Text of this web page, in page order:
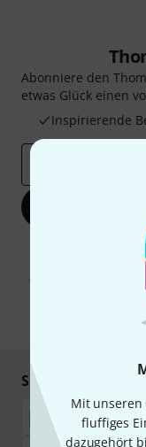
Mit unseren
fluffiges
dazugehört
Abonniere den
etwas Glück einen
Inspirierende
Mit Klick auf „Jetzt
Werbung und einer
Abmeldung ist
Sicher einkaufen